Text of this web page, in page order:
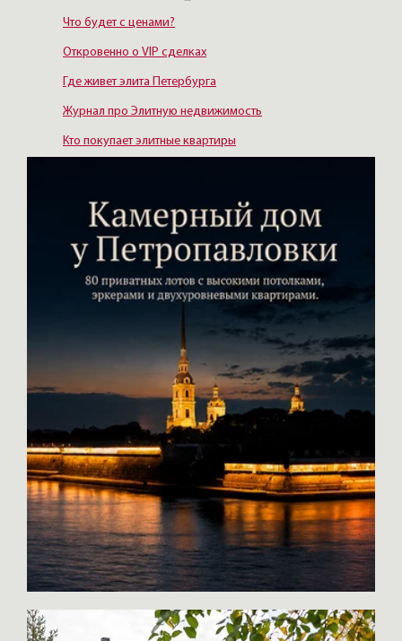
Что будет с ценами?
Откровенно о VIP сделках
Где живет элита Петербурга
Журнал про Элитную недвижимость
Кто покупает элитные квартиры